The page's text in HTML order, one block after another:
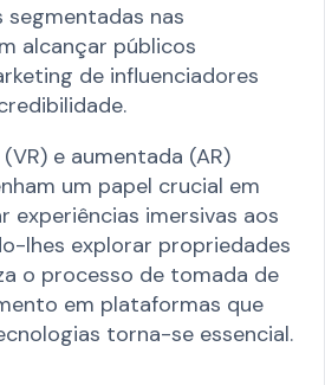
segmentadas nas
alcançar públicos
de influenciadores
e aumentada (AR)
um papel crucial em
experiências imersivas aos
lhes explorar propriedades
o processo de tomada de
em plataformas que
torna-se essencial.